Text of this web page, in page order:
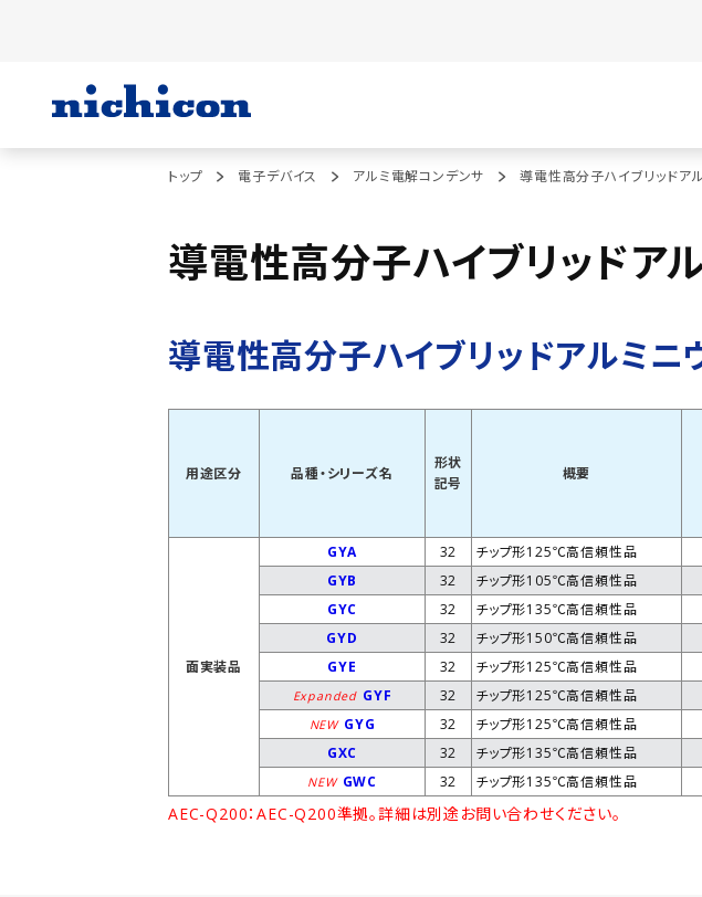
トップ 電子デバイス アルミ電解コンデンサ 導電性高分子ハイブリッドア
導電性高分子ハイブリッドア
導電性高分子ハイブリッドアルミ
用途区分 品種・シリーズ名
形状
記号
概要
面実装品
GYA 32 チップ形125℃高信頼性品
GYB
32 チップ形105℃高信頼性品
GYC
32 チップ形135℃高信頼性品
GYD
32 チップ形150℃高信頼性品
GYE
32 チップ形125℃高信頼性品
Expanded GYF 32 チップ形125℃高信頼性品
NEW GYG 32 チップ形125℃高信頼性品
GXC
32 チップ形135℃高信頼性品
NEW GWC 32 チップ形135℃高信頼性品
AEC-Q200：AEC-Q200準拠。詳細は別途お問い合わせください。